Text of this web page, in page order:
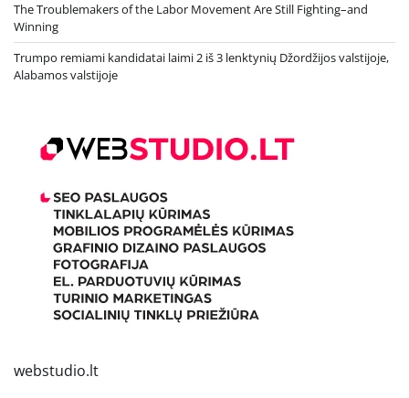
The Troublemakers of the Labor Movement Are Still Fighting–and
Winning
Trumpo remiami kandidatai laimi 2 iš 3 lenktynių Džordžijos valstijoje,
Alabamos valstijoje
webstudio.lt